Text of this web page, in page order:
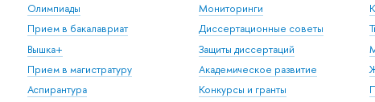
Олимпиады
Прием в бакалавриат
Вышка+
Прием в магистратуру
Аспирантура
Мониторинги
Диссертационные советы
Защиты диссертаций
Академическое развитие
Конкурсы и гранты